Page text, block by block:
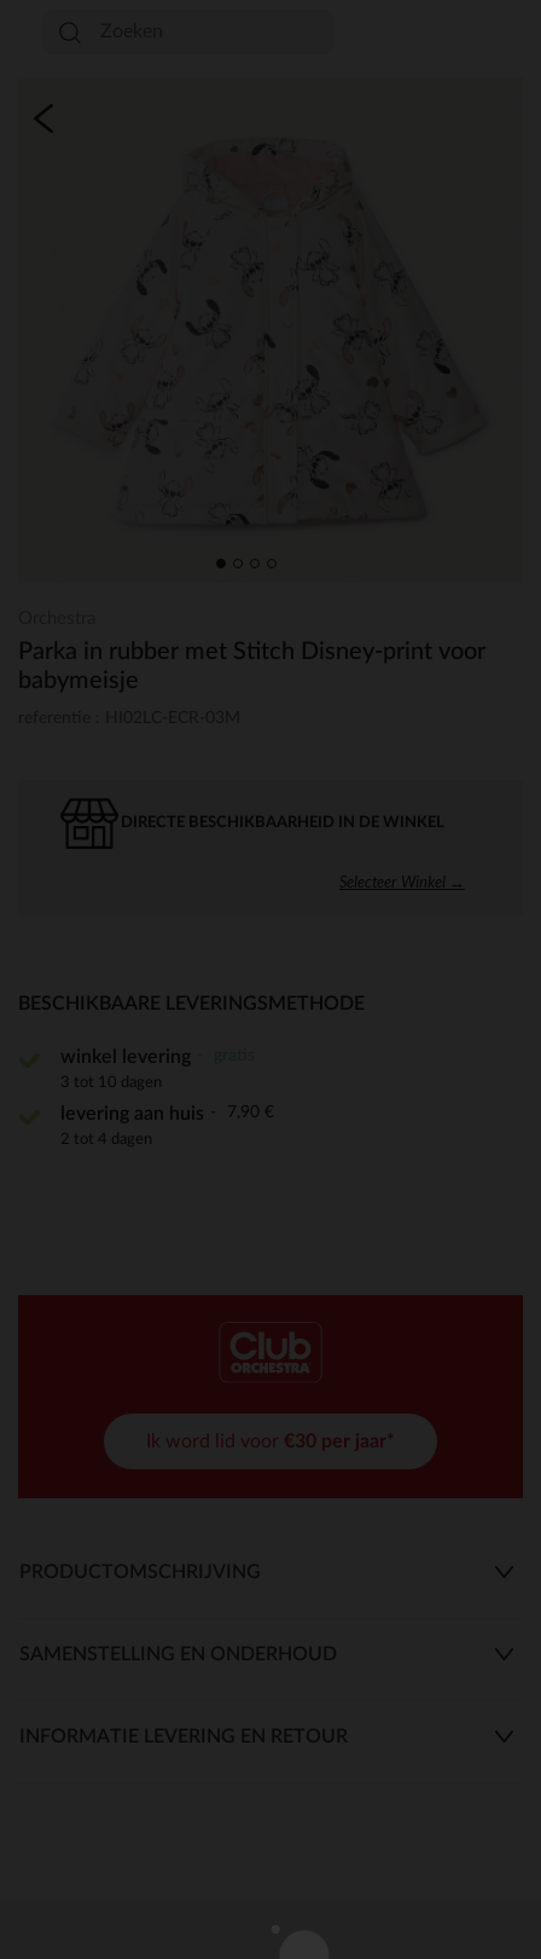
Parka in rubber met Stitch Disney-print voor
babymeisje
DIRECTE BESCHIKBAARHEID IN DE WINKEL
Selecteer Winkel →
BESCHIKBAARE LEVERINGSMETHODE
winkel levering
3 tot 10 dagen
levering aan huis 7,90 €
2 tot 4 dagen
Ik word lid voor €30 per jaar*
PRODUCTOMSCHRIJVING
SAMENSTELLING EN ONDERHOUD
INFORMATIE LEVERING EN RETOUR